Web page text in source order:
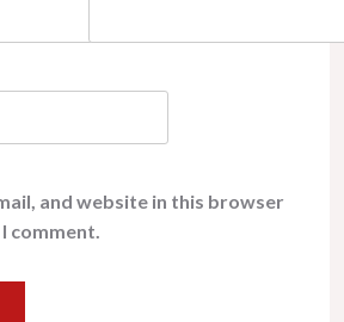
and website in this browser
comment.